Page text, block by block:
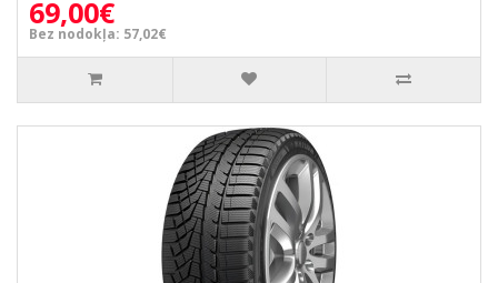
69,00€
Bez nodokļa: 57,02€